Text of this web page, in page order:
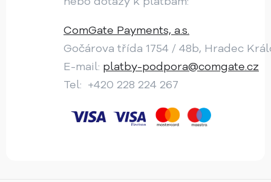
ComGate Payments, a.s.
Gočárova třída 1754 / 48b, Hradec
E-mail: platby-podpora@comgate.cz
Tel: +420 228 224 267